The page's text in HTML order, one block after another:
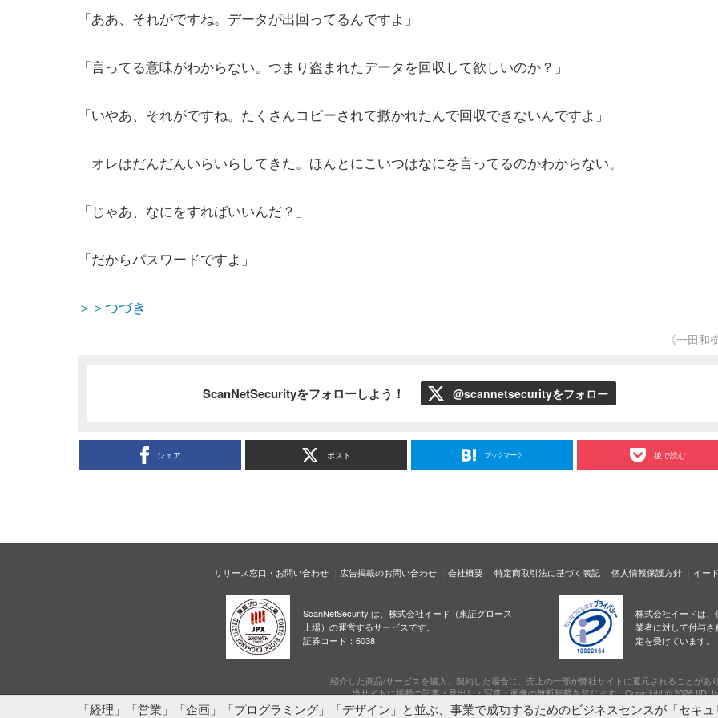
「ああ、それがですね。データが出回ってるんですよ」
「言ってる意味がわからない。つまり盗まれたデータを回収して欲しいのか？」
「いやあ、それがですね。たくさんコピーされて撒かれたんで回収できないんですよ」
オレはだんだんいらいらしてきた。ほんとにこいつはなにを言ってるのかわからない。
「じゃあ、なにをすればいいんだ？」
「だからパスワードですよ」
＞＞つづき
《一田和
ScanNetSecurityをフォローしよう！ @scannetsecurityをフォロー
シェア ポスト ブックマーク 後で読む
リリース窓口・お問い合わせ 広告掲載のお問い合わせ 会社概要 特定商取引法に基づく表記 個人情報保護方針 イー
ScanNetSecurity は、株式会社イード（東証グロース
上場）の運営するサービスです。
証券コード：6038
株式会社イードは
業者に対して付与
定を受けています。
紹介した商品/サービスを購入、契約した場合に、売上の一部が弊社サイトに還元されることがあ
当サイトに掲載の記事・見出し・写真・画像の無断転載を禁じます。Copyright © 2026 IID,
「経理」「営業」「企画」「プログラミング」「デザイン」と並ぶ、事業で成功するためのビジネスセンスが「セキ